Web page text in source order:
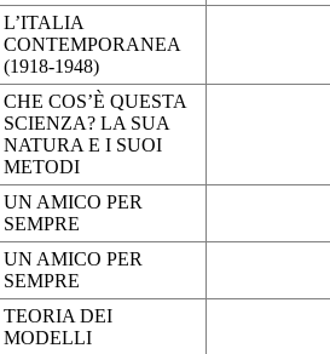
L’ITALIA
CONTEMPORANEA
(1918-1948)
CHE COS’È QUESTA
SCIENZA? LA SUA
NATURA E I SUOI
METODI
UN AMICO PER
SEMPRE
UN AMICO PER
SEMPRE
TEORIA DEI
MODELLI